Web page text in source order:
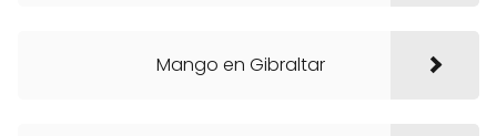
Mango en Gibraltar